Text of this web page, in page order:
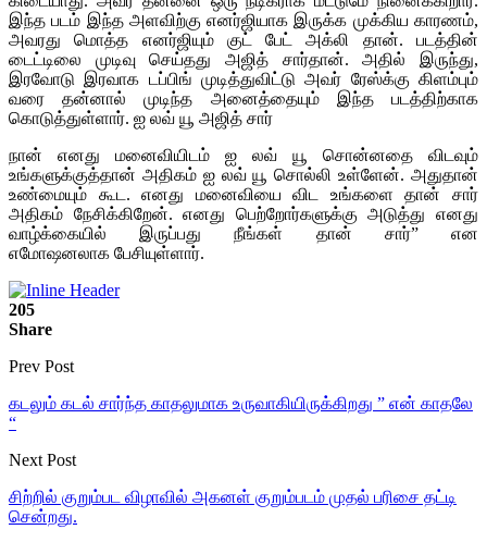
இந்த படம் இந்த அளவிற்கு எனர்ஜியாக இருக்க முக்கிய காரணம்,
அவரது மொத்த எனர்ஜியும் குட் பேட் அக்லி தான். படத்தின்
டைட்டிலை முடிவு செய்தது அஜித் சார்தான். அதில் இருந்து,
இரவோடு இரவாக டப்பிங் முடித்துவிட்டு அவர் ரேஸ்க்கு கிளம்பும்
வரை தன்னால் முடிந்த அனைத்தையும் இந்த படத்திற்காக
கொடுத்துள்ளார். ஐ லவ் யூ அஜித் சார்
நான் எனது மனைவியிடம் ஐ லவ் யூ சொன்னதை விடவும்
உங்களுக்குத்தான் அதிகம் ஐ லவ் யூ சொல்லி உள்ளேன். அதுதான்
உண்மையும் கூட. எனது மனைவியை விட உங்களை தான் சார்
அதிகம் நேசிக்கிறேன். எனது பெற்றோர்களுக்கு அடுத்து எனது
வாழ்க்கையில் இருப்பது நீங்கள் தான் சார்” என
எமோஷனலாக பேசியுள்ளார்.
205
Share
Prev Post
கடலும் கடல் சார்ந்த காதலுமாக உருவாகியிருக்கிறது ” என் காதலே
“
Next Post
சிற்றில் குறும்பட விழாவில் அகனள் குறும்படம் முதல் பரிசை தட்டி
சென்றது.